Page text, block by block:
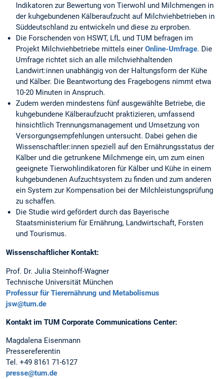
Indikatoren zur Bewertung von Tierwohl und Milchmengen in
der kuhgebundenen Kälberaufzucht auf Milchviehbetrieben in
Süddeutschland zu entwickeln und diese zu erproben.
Die Forschenden von HSWT, LfL und TUM befragen im
Projekt Milchviehbetriebe mittels einer Online-Umfrage. Die
Umfrage richtet sich an alle milchviehhaltenden
Landwirt:innen unabhängig von der Haltungsform der Kühe
und Kälber. Die Beantwortung des Fragebogens nimmt etwa
10-20 Minuten in Anspruch.
Zudem werden mindestens fünf ausgewählte Betriebe, die
kuhgebundene Kälberaufzucht praktizieren, umfassend
hinsichtlich Trennungsmanagement und Umsetzung von
Versorgungsempfehlungen untersucht. Dabei gehen die
Wissenschaftler:innen speziell auf den Ernährungsstatus der
Kälber und die getrunkene Milchmenge ein, um zum einen
geeignete Tierwohlindikatoren für Kälber und Kühe in einem
kuhgebundenen Aufzuchtsystem zu finden und zum anderen
ein System zur Kompensation bei der Milchleistungsprüfung
zu schaffen.
Die Studie wird gefördert durch das Bayerische
Staatsministerium für Ernährung, Landwirtschaft, Forsten
und Tourismus.
Wissenschaftlicher Kontakt:
Prof. Dr. Julia Steinhoff-Wagner
Technische Universität München
Professur für Tierernährung und Metabolismus
jsw@tum.de
Kontakt im TUM Corporate Communications Center:
Magdalena Eisenmann
Pressereferentin
Tel. +49 8161 71-6127
presse@tum.de